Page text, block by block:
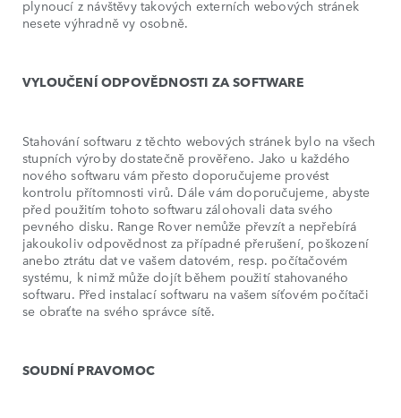
plynoucí z návštěvy takových externích webových stránek
nesete výhradně vy osobně.
VYLOUČENÍ ODPOVĚDNOSTI ZA SOFTWARE
Stahování softwaru z těchto webových stránek bylo na všech
stupních výroby dostatečně prověřeno. Jako u každého
nového softwaru vám přesto doporučujeme provést
kontrolu přítomnosti virů. Dále vám doporučujeme, abyste
před použitím tohoto softwaru zálohovali data svého
pevného disku. Range Rover nemůže převzít a nepřebírá
jakoukoliv odpovědnost za případné přerušení, poškození
anebo ztrátu dat ve vašem datovém, resp. počítačovém
systému, k nimž může dojít během použití stahovaného
softwaru. Před instalací softwaru na vašem síťovém počítači
se obraťte na svého správce sítě.
SOUDNÍ PRAVOMOC